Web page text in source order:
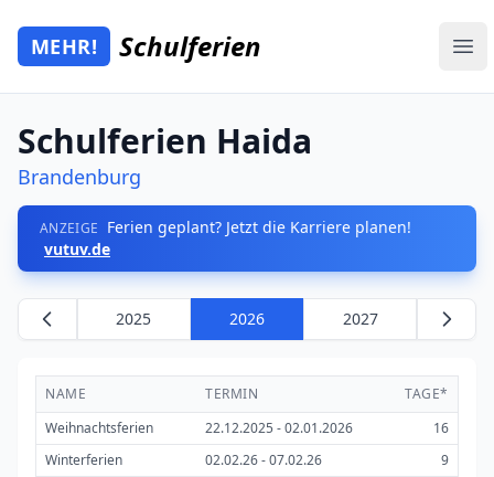
Zum Hauptinhalt springen
Mehr Schulferien
MEHR! Schulferien
Schulferien Haida
Brandenburg
ANZEIGE Ferien geplant? Jetzt die Karriere planen!
vutuv.de
2025 2026 2027
NAME TERMIN
TAGE*
Weihnachtsferien
22.12.2025 - 02.01.2026
16
Winterferien
02.02.26 - 07.02.26
9